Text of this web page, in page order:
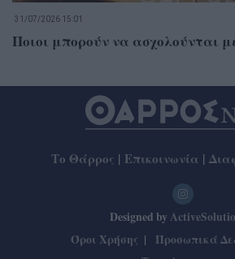
31/07/2026 15:01
Ποιοι μπορούν να ασχολούνται
Το Θάρρος | Επικοινωνία |
Designed by
Όροι Χρήσης
Προσωπικά